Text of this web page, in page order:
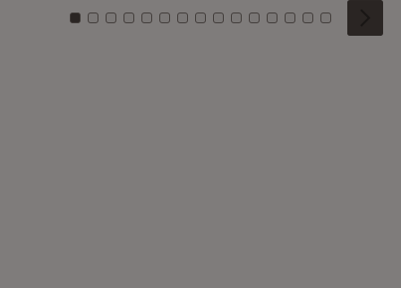
Zu Kachel: 0
Zu Kachel: 1
Zu Kachel: 2
Zu Kachel: 3
Zu Kachel: 4
Zu Kachel: 5
Zu Kachel: 6
Zu Kachel: 7
Zu Kachel: 8
Zu Kachel: 9
Zu Kachel: 10
Zu Kachel: 11
Zu Kachel: 12
Zu Kachel:
Zu